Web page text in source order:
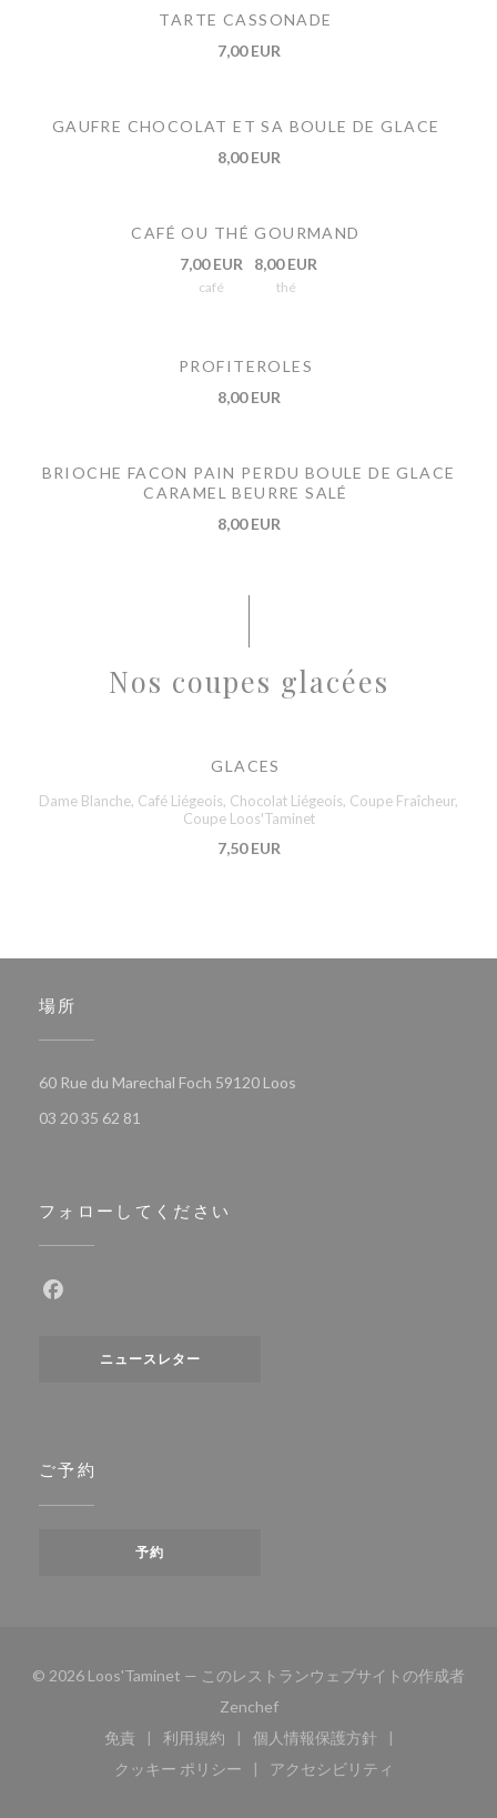
TARTE CASSONADE
7,00 EUR
GAUFRE CHOCOLAT ET SA BOULE DE GLACE
8,00 EUR
CAFÉ OU THÉ GOURMAND
7,00 EUR
café
8,00 EUR
thé
PROFITEROLES
8,00 EUR
BRIOCHE FACON PAIN PERDU BOULE DE GLACE
CARAMEL BEURRE SALÉ
8,00 EUR
Nos coupes glacées
GLACES
Dame Blanche, Café Liégeois, Chocolat Liégeois, Coupe Fraîcheur,
Coupe Loos'Taminet
7,50 EUR
場所
60 Rue du Marechal Foch 59120 Loos
03 20 35 62 81
フォローしてください
ニュースレター
ご予約
予約
© 2026 Loos'Taminet — このレストランウェブサイトの作成者
Zenchef((新しいウィンドウで開きます))
免責
((新しいウィンドウで開きます))
利用規約
((新しいウィンドウで開きます))
個人情報保護方針
((新しいウィンドウで開
クッキー ポリシー
((新しいウィンドウで開きます))
アクセシビリティ
((新しいウィンドウで